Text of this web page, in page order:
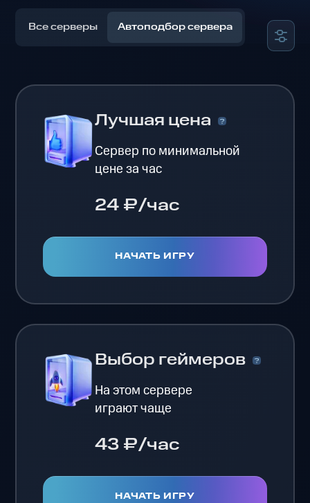
Все серверы Автоподбор сервера
Лучшая цена
Сервер по минимальной
цене за час
24 ₽/час
НАЧАТЬ ИГРУ
Выбор геймеров
На этом сервере
играют чаще
43 ₽/час
НАЧАТЬ ИГРУ